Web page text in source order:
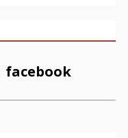
facebook